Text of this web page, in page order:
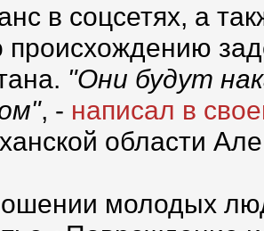
в соцсетях, а
происхождению
"Они будут
, - написал в
области
молодых